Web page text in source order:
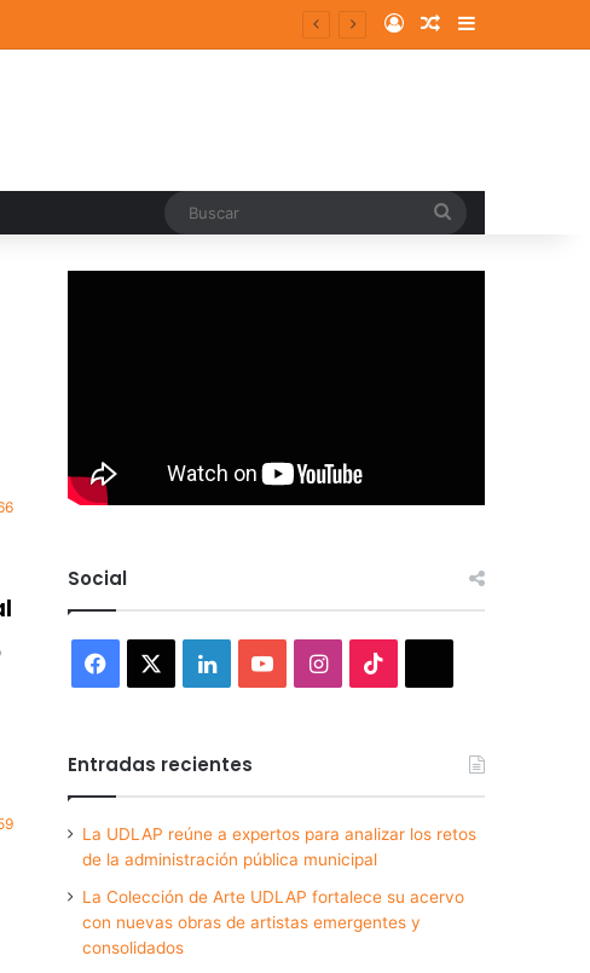
y consolidados Log InRandom Article
Sidebar
Social
Facebook LinkedInYouTubeInstagram
Entradas recientes
La UDLAP reúne a expertos para analizar los retos
de la administración pública municipal
La Colección de Arte UDLAP fortalece su acervo
con nuevas obras de artistas emergentes y
consolidados